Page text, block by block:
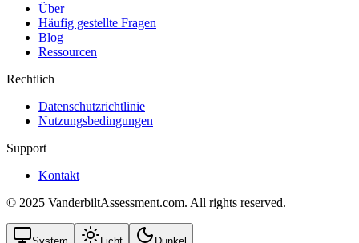
Über
Häufig gestellte Fragen
Blog
Ressourcen
Rechtlich
Datenschutzrichtlinie
Nutzungsbedingungen
Support
Kontakt
© 2025 VanderbiltAssessment.com. All rights reserved.
System Licht Dunkel